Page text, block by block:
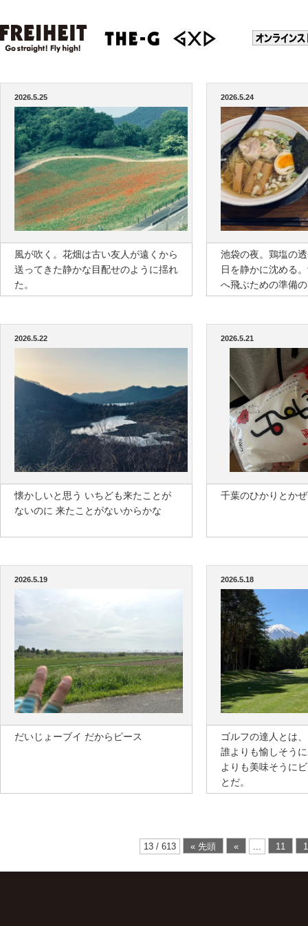
2026.5.25
風が吹く。花畑は古い友人が遠くから
送ってきた静かな目配せのように揺れ
た。
2026.5.24
池袋の夜。鶏塩の
日を静かに沈める
へ飛ぶための準備
2026.5.22
懐かしいと思う いちども来たことが
ないのに 来たことがないからかな
2026.5.21
千葉のひかりとか
2026.5.19
だいじょーブイ だからピース
2026.5.18
ゴルフの達人とは
誰よりも愉しそう
よりも美味そうに
とだ。
13 / 613 « 先頭 « ... 11